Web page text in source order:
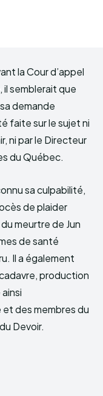
la Cour d’appel
il semblerait que
demande
faite sur le sujet ni
ni par le Directeur
du Québec.
sa culpabilité,
de plaider
meurtre de Jun
de santé
Il a également
production
et des membres du
Devoir.